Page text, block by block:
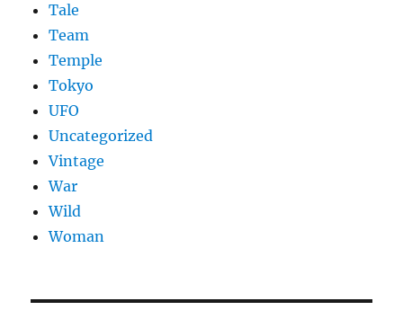
Tale
Team
Temple
Tokyo
UFO
Uncategorized
Vintage
War
Wild
Woman